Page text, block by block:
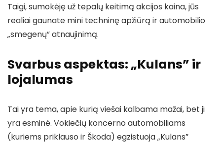
Taigi, sumokėję už tepalų keitimą akcijos kaina, jūs
realiai gaunate mini techninę apžiūrą ir automobilio
„smegenų” atnaujinimą.
Svarbus aspektas: „Kulans” ir
lojalumas
Tai yra tema, apie kurią viešai kalbama mažai, bet ji
yra esminė. Vokiečių koncerno automobiliams
(kuriems priklauso ir Škoda) egzistuoja „Kulans”